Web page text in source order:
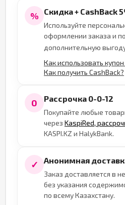
% Скидка + CashBack
Используйте
оформлении заказа и
дополнительную
Как использовать
Как получить CashBack?
0 Рассрочка 0-0-12
Покупайте любые
через KaspiRed,
KASPI.KZ и HalykBank.
✓ Анонимная
Заказ доставляется в
без указания
по всему Казахстану.